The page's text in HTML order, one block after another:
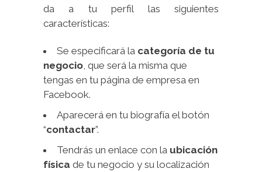
da a tu perfil las siguientes
características:
Se especificará la categoría de tu
negocio , que será la misma que
tengas en tu página de empresa en
Facebook.
Aparecerá en tu biografía el botón
“contactar”.
Tendrás un enlace con la ubicación
física de tu negocio y su localización